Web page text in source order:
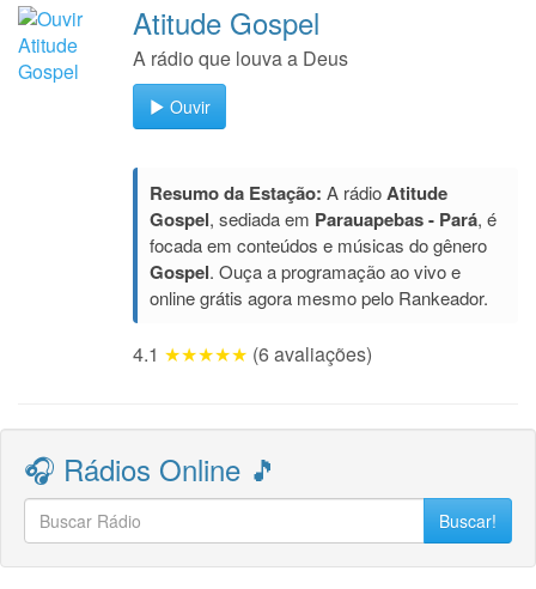
Atitude Gospel
A rádio que louva a Deus
Ouvir
Resumo da Estação: A rádioAtitude
Gospel, sediada em Parauapebas - Pará, é
focada em conteúdos e músicas do gênero
Gospel. Ouça a programação ao vivo e
online grátis agora mesmo pelo Rankeador.
4.1 ★★★★★ (6 avaliações)
🎧 Rádios Online 🎵
Buscar!